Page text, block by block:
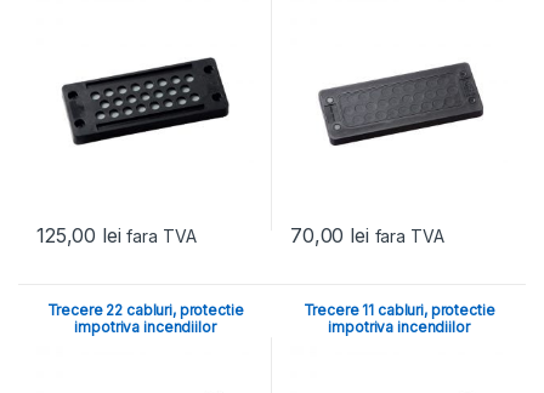
125,00 lei fara TVA 70,00 lei fara TVA
Trecere 22 cabluri, protectie
impotriva incendiilor
Trecere 11 cabluri, protectie
impotriva incendiilor